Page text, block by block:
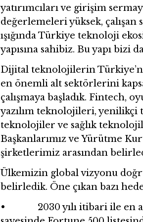
yatırımcıları ve girişim
değerlemeleri yüksek, çalışan
ışığında Türkiye teknoloji
yapısına sahibiz. Bu yapı bizi
Dijital teknolojilerin
en önemli alt sektörlerini
çalışmaya başladık. Fintech,
yazılım teknolojileri,
teknolojiler ve sağlık
Başkanlarımız ve Yürütme
şirketlerimiz arasından
Ülkemizin global vizyonu
belirledik. Öne çıkan bazı
• 2030 yılı itibari ile en az